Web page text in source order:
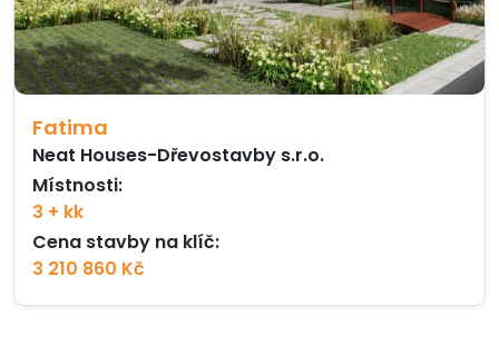
Fatima
Neat Houses-Dřevostavby s.r.o.
Místnosti:
3 + kk
Cena stavby na klíč:
3 210 860 Kč